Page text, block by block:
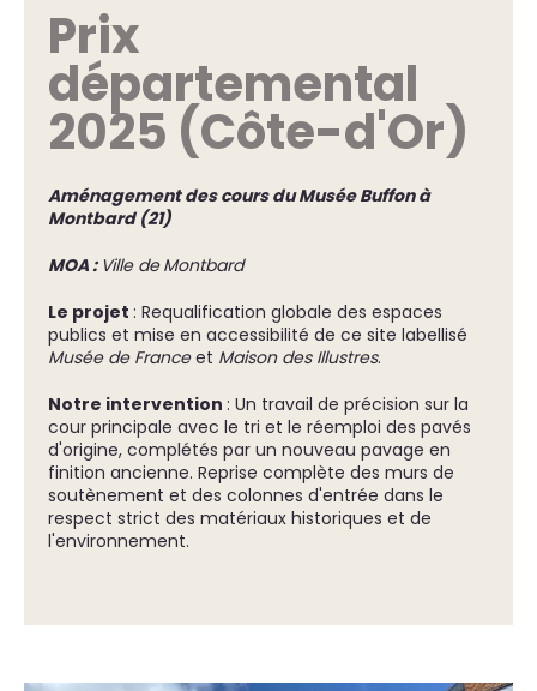
Prix
départemental
2025 (Côte-d'Or)
Aménagement des cours du Musée Buffon à
Montbard (21)
MOA : Ville de Montbard
Le projet : Requalification globale des espaces
publics et mise en accessibilité de ce site labellisé
Musée de Franceet Maison des Illustres.
Notre intervention : Un travail de précision sur la
cour principale avec le tri et le réemploi des pavés
d'origine, complétés par un nouveau pavage en
finition ancienne. Reprise complète des murs de
soutènement et des colonnes d'entrée dans le
respect strict des matériaux historiques et de
l'environnement.